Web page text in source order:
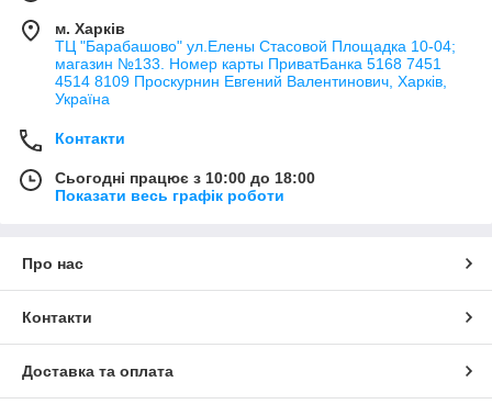
м. Харків
ТЦ "Барабашово" ул.Елены Стасовой Площадка 10-04;
магазин №133. Номер карты ПриватБанка 5168 7451
4514 8109 Проскурнин Евгений Валентинович, Харків,
Україна
Контакти
Сьогодні працює з 10:00 до 18:00
Показати весь графік роботи
Про нас
Контакти
Доставка та оплата